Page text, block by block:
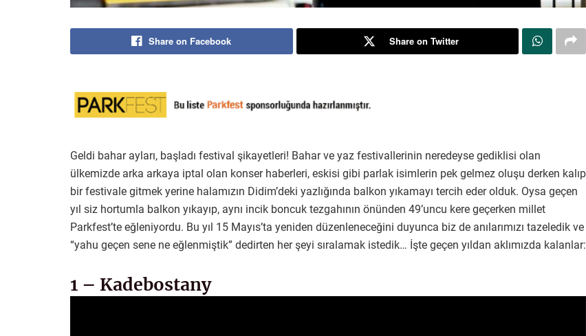
Share on Facebook Share on Twitter
Geldi bahar ayları, başladı festival şikayetleri! Bahar ve yaz festivallerinin neredeyse gediklisi olan
ülkemizde arka arkaya iptal olan konser haberleri, eskisi gibi parlak isimlerin pek gelmez oluşu derken kalıp
bir festivale gitmek yerine halamızın Didim’deki yazlığında balkon yıkamayı tercih eder olduk. Oysa geçen
yıl siz hortumla balkon yıkayıp, aynı incik boncuk tezgahının önünden 49’uncu kere geçerken millet
Parkfest’te eğleniyordu. Bu yıl 15 Mayıs’ta yeniden düzenleneceğini duyunca biz de anılarımızı tazeledik ve
“yahu geçen sene ne eğlenmiştik” dedirten her şeyi sıralamak istedik… İşte geçen yıldan aklımızda kalanlar:
1 – Kadebostany